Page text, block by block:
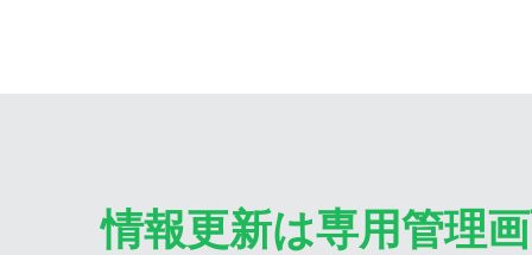
情報更新は専用管理